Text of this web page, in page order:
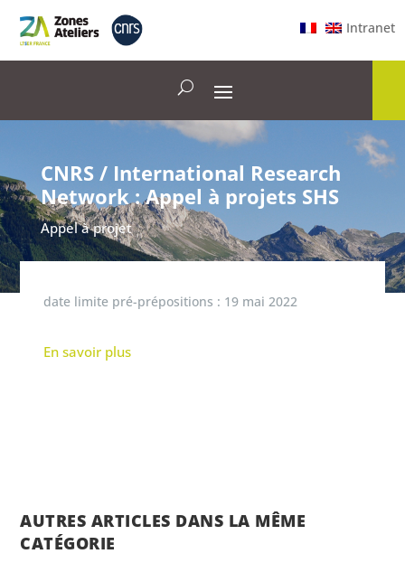
Intranet
CNRS / International Research
Network : Appel à projets SHS
Appel à projet
date limite pré-prépositions : 19 mai 2022
En savoir plus
AUTRES ARTICLES DANS LA MÊME
CATÉGORIE